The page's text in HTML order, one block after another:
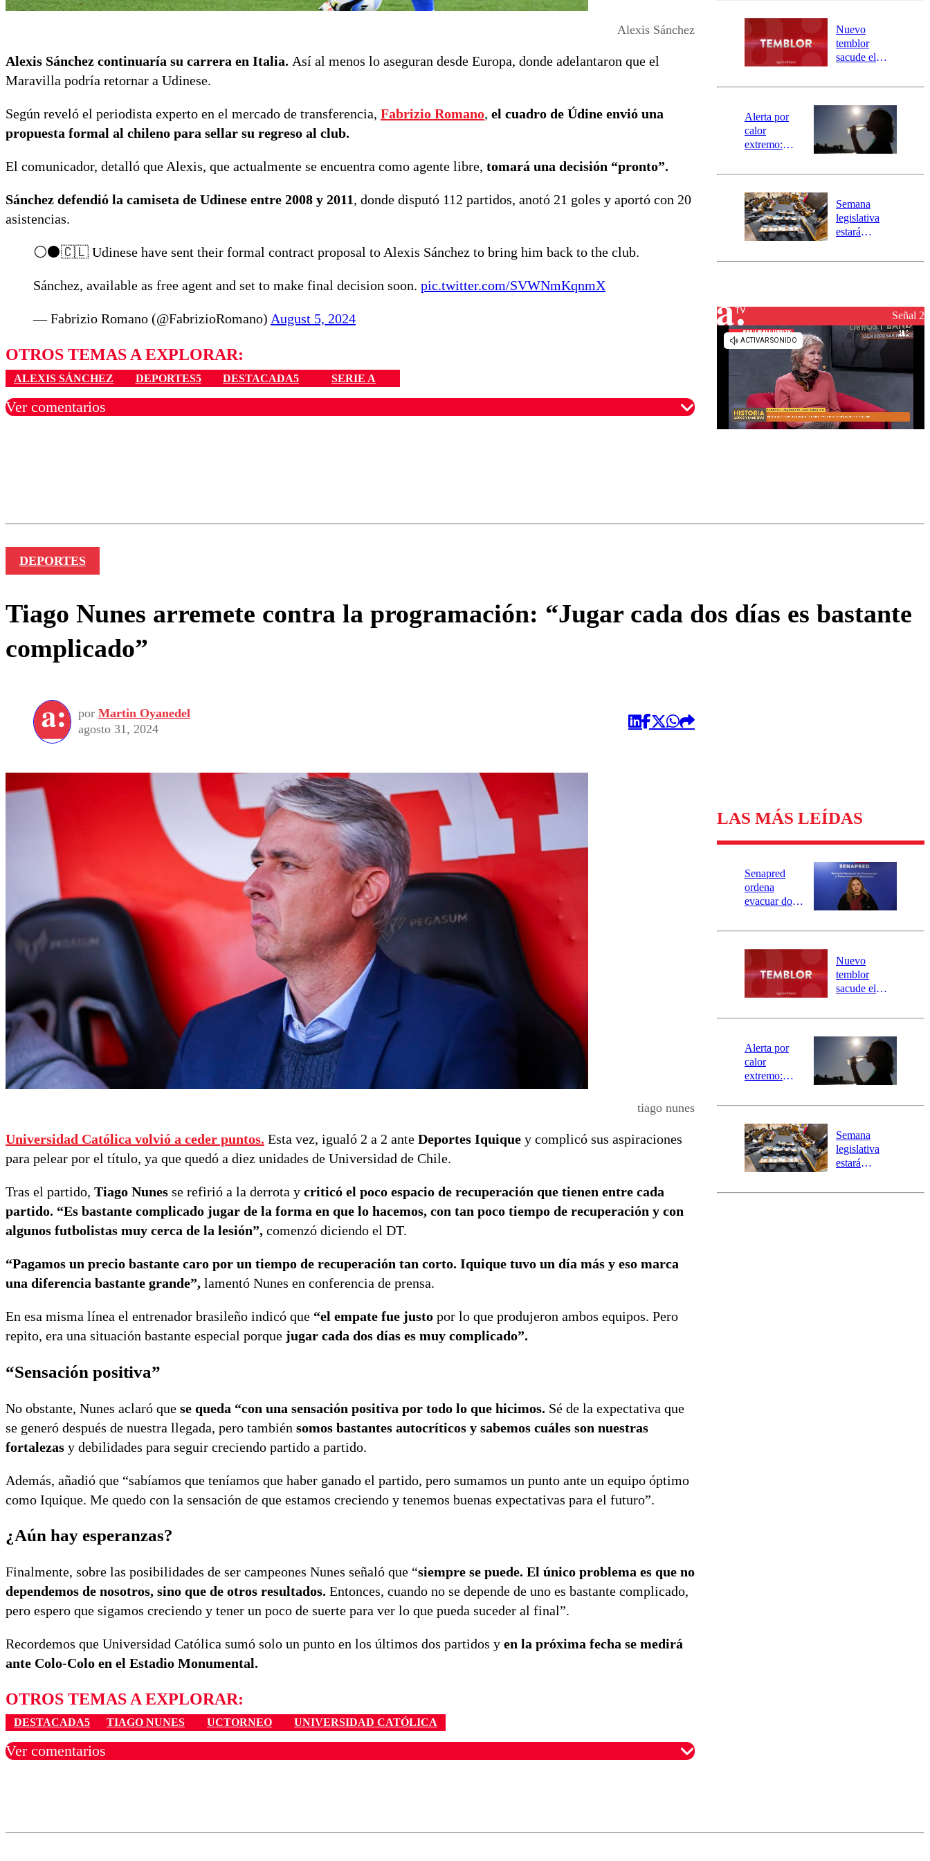
Alexis Sánchez
Alexis Sánchez continuaría su carrera en Italia. Así al menos lo aseguran desde Europa, donde adelantaron que el
Maravilla podría retornar a Udinese.
Según reveló el periodista experto en el mercado de transferencia, Fabrizio Romano, el cuadro de Údine envió una
propuesta formal al chileno para sellar su regreso al club.
El comunicador, detalló que Alexis, que actualmente se encuentra como agente libre, tomará una decisión “pronto”.
Sánchez defendió la camiseta de Udinese entre 2008 y 2011, donde disputó 112 partidos, anotó 21 goles y aportó con 20
asistencias.
⚪️⚫️🇨🇱 Udinese have sent their formal contract proposal to Alexis Sánchez to bring him back to the club.
Sánchez, available as free agent and set to make final decision soon. pic.twitter.com/SVWNmKqnmX
— Fabrizio Romano (@FabrizioRomano) August 5, 2024
OTROS TEMAS A EXPLORAR:
ALEXIS SÁNCHEZ DEPORTES5 DESTACADA5 SERIE A
Ver comentarios
río Damas:
activa
mensajería
SAE
Nuevo
temblor
sacude el
revisa la
epicentro
Alerta por
calor
extremo:
activa Alerta
Preventiva en
tres comunas
Semana
legislativa
estará
el fin de la
reconstrucciónSeñal 2
DEPORTES
Tiago Nunes arremete contra la programación: “Jugar cada dos días es bastante
complicado”
por Martin Oyanedel
agosto 31, 2024
tiago nunes
Universidad Católica volvió a ceder puntos. Esta vez, igualó 2 a 2 ante Deportes Iquique y complicó sus aspiraciones
para pelear por el título, ya que quedó a diez unidades de Universidad de Chile.
Tras el partido, Tiago Nunes se refirió a la derrota y criticó el poco espacio de recuperación que tienen entre cada
partido. “Es bastante complicado jugar de la forma en que lo hacemos, con tan poco tiempo de recuperación y con
algunos futbolistas muy cerca de la lesión”, comenzó diciendo el DT.
“Pagamos un precio bastante caro por un tiempo de recuperación tan corto. Iquique tuvo un día más y eso marca
una diferencia bastante grande”, lamentó Nunes en conferencia de prensa.
En esa misma línea el entrenador brasileño indicó que “el empate fue justo por lo que produjeron ambos equipos. Pero
repito, era una situación bastante especial porque jugar cada dos días es muy complicado”.
“Sensación positiva”
No obstante, Nunes aclaró que se queda “con una sensación positiva por todo lo que hicimos. Sé de la expectativa que
se generó después de nuestra llegada, pero también somos bastantes autocríticos y sabemos cuáles son nuestras
fortalezas y debilidades para seguir creciendo partido a partido.
Además, añadió que “sabíamos que teníamos que haber ganado el partido, pero sumamos un punto ante un equipo óptimo
como Iquique. Me quedo con la sensación de que estamos creciendo y tenemos buenas expectativas para el futuro”.
¿Aún hay esperanzas?
Finalmente, sobre las posibilidades de ser campeones Nunes señaló que “siempre se puede. El único problema es que no
dependemos de nosotros, sino que de otros resultados. Entonces, cuando no se depende de uno es bastante complicado,
pero espero que sigamos creciendo y tener un poco de suerte para ver lo que pueda suceder al final”.
Recordemos que Universidad Católica sumó solo un punto en los últimos dos partidos y en la próxima fecha se medirá
ante Colo-Colo en el Estadio Monumental.
OTROS TEMAS A EXPLORAR:
DESTACADA5 TIAGO NUNES UCTORNEO UNIVERSIDAD CATÓLICA
Ver comentarios
LAS MÁS LEÍDAS
Senapred
ordena
evacuar dos
Carahue por
río Damas:
activa
mensajería
SAE
Nuevo
temblor
sacude el
revisa la
epicentro
Alerta por
calor
extremo:
activa Alerta
Preventiva en
tres comunas
Semana
legislativa
estará
el fin de la